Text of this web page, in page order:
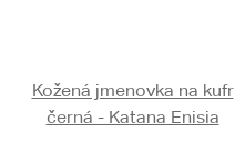
Kožená jmenovka na kufr
černá - Katana Enisia